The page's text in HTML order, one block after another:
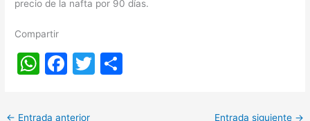
precio de la nafta por 90 días.
Compartir
W
at
F
c
T
← Entrada anterior Entrada siguiente →